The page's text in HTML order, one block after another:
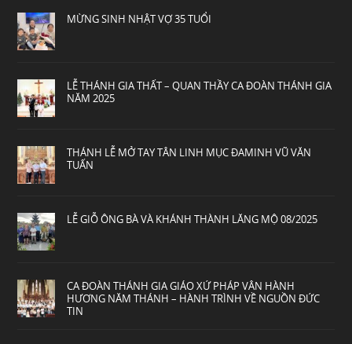
MỪNG SINH NHẬT VỢ 35 TUỔI
LỄ THÁNH GIA THẤT – QUAN THẦY CA ĐOÀN THÁNH GIA
NĂM 2025
THÁNH LỄ MỞ TAY TÂN LINH MỤC ĐAMINH VŨ VĂN
TUẤN
LỄ GIỖ ÔNG BÀ VÀ KHÁNH THÀNH LĂNG MỘ 08/2025
CA ĐOÀN THÁNH GIA GIÁO XỨ PHÁP VÂN HÀNH
HƯƠNG NĂM THÁNH – HÀNH TRÌNH VỀ NGUỒN ĐỨC
TIN